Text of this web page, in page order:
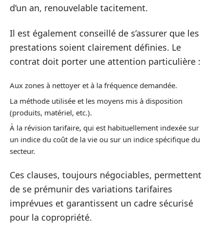
d’un an, renouvelable tacitement.
Il est également conseillé de s’assurer que les
prestations soient clairement définies. Le
contrat doit porter une attention particulière :
Aux zones à nettoyer et à la fréquence demandée.
La méthode utilisée et les moyens mis à disposition
(produits, matériel, etc.).
À la révision tarifaire, qui est habituellement indexée sur
un indice du coût de la vie ou sur un indice spécifique du
secteur.
Ces clauses, toujours négociables, permettent
de se prémunir des variations tarifaires
imprévues et garantissent un cadre sécurisé
pour la copropriété.